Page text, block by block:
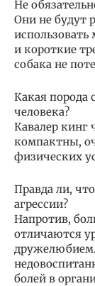
Не
Они не будут
и короткие
собака не
Какая порода
человека?
Кавалер кинг
компактны,
физических
Правда ли,
агрессии?
Напротив,
отличаются
дружелюбием.
болей в